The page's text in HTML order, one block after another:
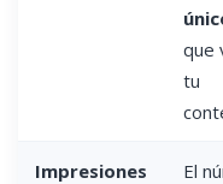
que
tu
Impresiones
El